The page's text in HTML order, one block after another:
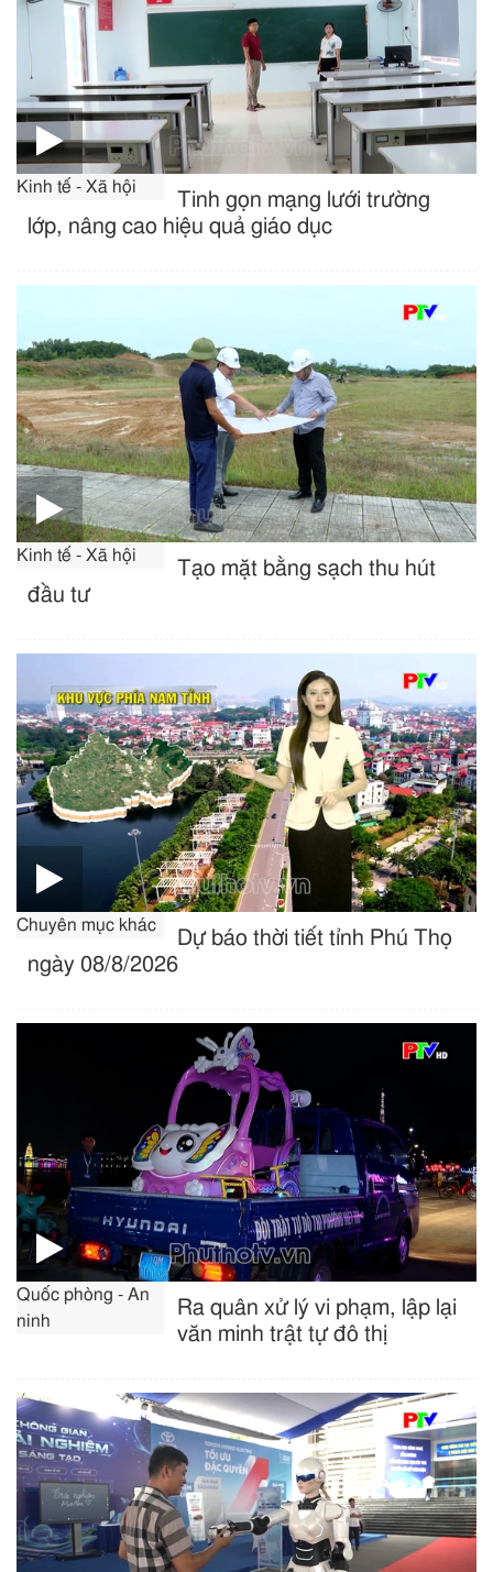
Kinh tế - Xã hội
Tinh gọn mạng lưới trường
lớp, nâng cao hiệu quả giáo dục
Kinh tế - Xã hội
Tạo mặt bằng sạch thu hút
đầu tư
Chuyên mục khác
Dự báo thời tiết tỉnh Phú Thọ
ngày 08/8/2026
Quốc phòng - An
ninh
Ra quân xử lý vi phạm, lập lại
văn minh trật tự đô thị